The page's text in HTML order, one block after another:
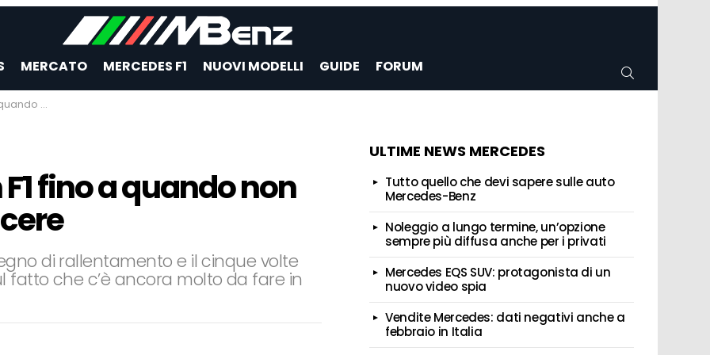
MERCATO MERCEDES F1 NUOVI MODELLI GUIDE FORUM
da vincere
fino a quando non
di rallentamento e il cinque volte
che c’è ancora molto da fare in
ULTIME NEWS MERCEDES
Tutto quello che devi sapere sulle auto
Mercedes-Benz
Noleggio a lungo termine, un’opzione
sempre più diffusa anche per i privati
Mercedes EQS SUV: protagonista di un
nuovo video spia
Vendite Mercedes: dati negativi anche a
febbraio in Italia